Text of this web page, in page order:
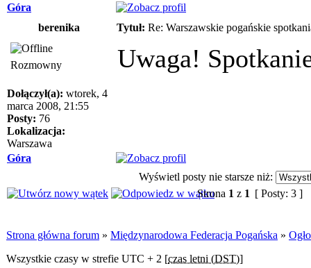
Góra
berenika
Tytuł: Re: Warszawskie pogańskie
Rozmowny
Dołączył(a): wtorek, 4
marca 2008, 21:55
Posty: 76
Lokalizacja:
Warszawa
Uwaga!
Góra
Wyświetl posty nie starsze niż:
Strona 1 z 1 [ Posty: 3 ]
Strona główna forum » Międzynarodowa Federacja Pogańska »
Wszystkie czasy w strefie UTC + 2 [czas letni (DST)]